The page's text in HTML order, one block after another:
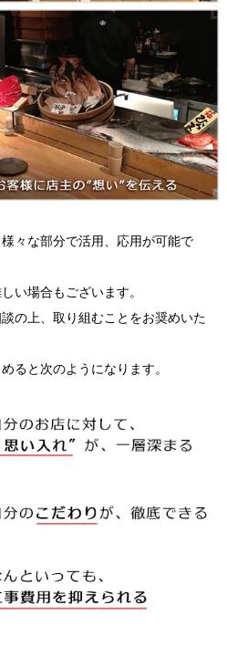
々な部分で活用、応用が可能で
い場合もございます。
の上、取り組むことをお奨めいた
ると次のようになります。